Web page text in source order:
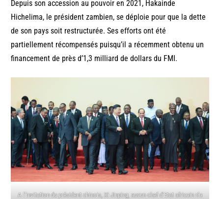
Depuis son accession au pouvoir en 2021, Hakainde
Hichelima, le président zambien, se déploie pour que la dette
de son pays soit restructurée. Ses efforts ont été
partiellement récompensés puisqu’il a récemment obtenu un
financement de près d’1,3 milliard de dollars du FMI.
A l’invitation du président chinois, Xi Jinping, aucun chef d’Etat africain n’a